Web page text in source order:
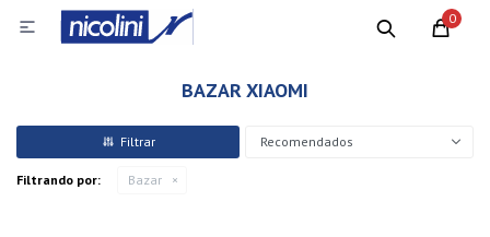
0

BAZAR XIAOMI
Recomendados
Filtrando por: Bazar